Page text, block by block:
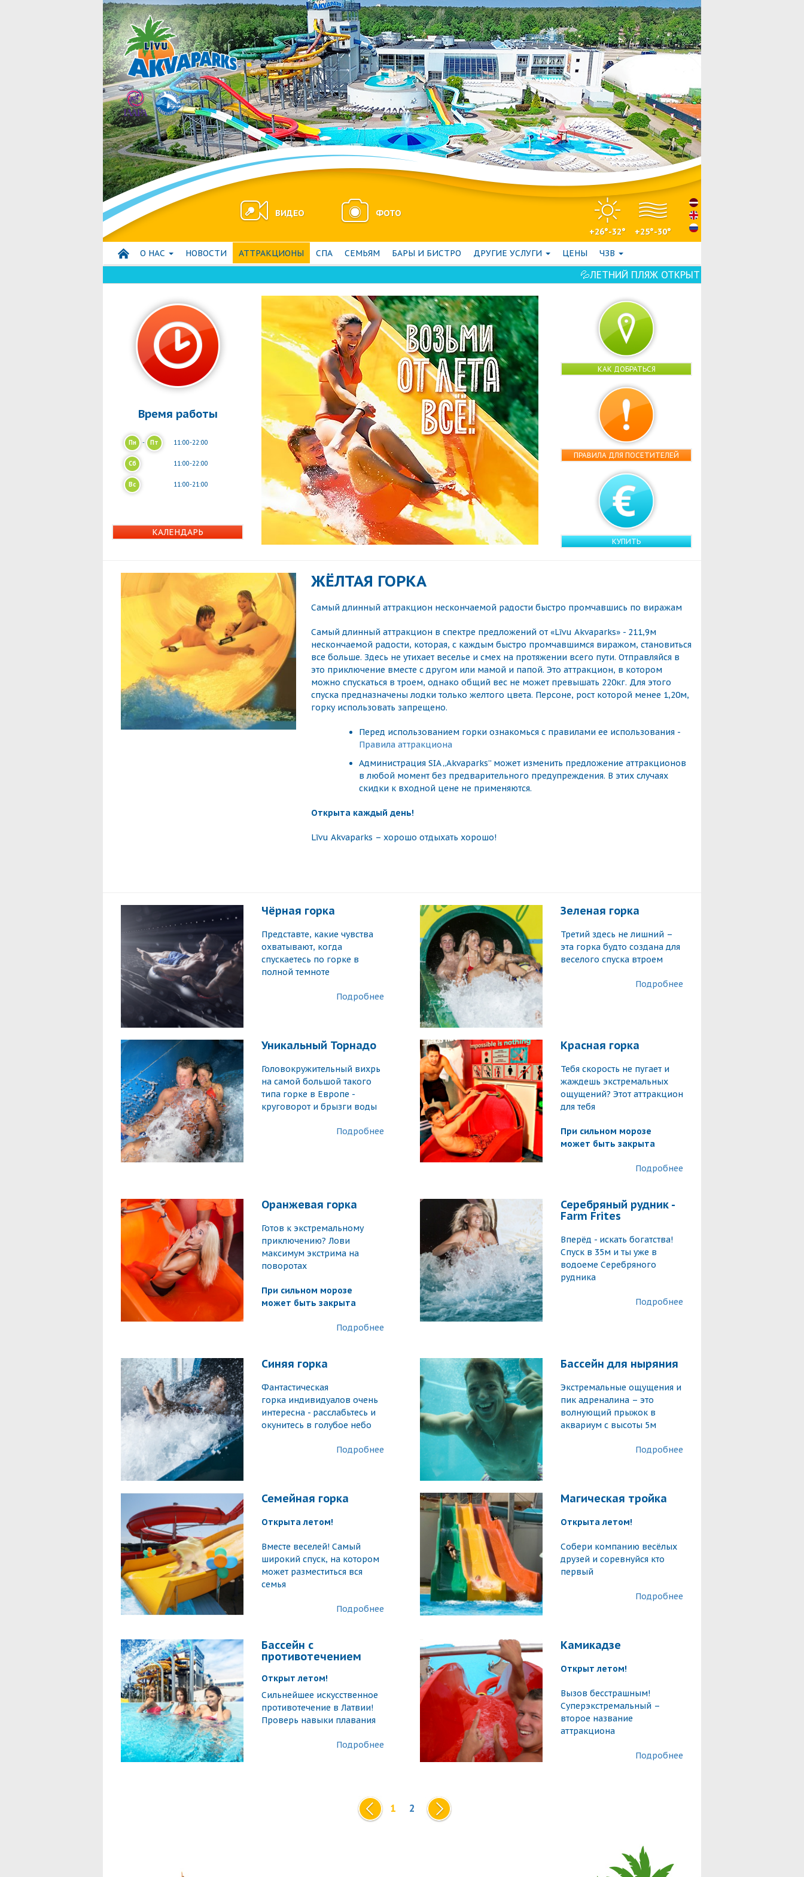
ВИДЕО
ФОТО
+26°-32°
+25°-30°
О НАС
HОВОСТИ АТТРАКЦИОНЫ СПА СЕМЬЯМ БАРЫ И БИСТРО ДРУГИЕ УСЛУГИ ЦЕНЫ ЧЗВ
💦ЛЕТНИЙ ПЛЯЖ ОТКРЫТ! ☀️🏖️ – ЕЩЕ БОЛЬШЕ ВОДНЫХ РАЗВЛЕЧЕНИЙ,
Время работы
Пн - Пт 11:00-22:00
Сб 11:00-22:00
Вс 11:00-21:00
КАЛЕНДАРЬ
КАК ДОБРАТЬСЯ
ПРАВИЛА ДЛЯ ПОСЕТИТЕЛЕЙ
КУПИТЬ
ЖЁЛТАЯ ГОРКА
Самый длинный аттракцион нескончаемой радости быстро промчавшись по виражам
Самый длинный аттракцион в спектре предложений от «Līvu Akvaparks» - 211,9м
нескончаемой радости, которая, с каждым быстро промчавшимся виражом, становиться
все больше. Здесь не утихает веселье и смех на протяжении всего пути. Отправляйся в
это приключение вместе с другом или мамой и папой. Это аттракцион, в котором
можно спускаться в троем, однако общий вес не может превышать 220кг. Для этого
спуска предназначены лодки только желтого цвета. Персоне, рост которой менее 1,20м,
горку использовать запрещено.
Перед использованием горки ознакомься с правилами ее использования -
Правила аттракциона
Администрация SIA „Akvaparks” может изменить предложение аттракционов
в любой момент без предварительного предупреждения. В этих случаях
скидки к входной цене не применяются.
Открыта каждый день!
Līvu Akvaparks – хорошо отдыхать хорошо!
Чёрная горка
Представте, какие чувства
охватывают, когда
спускаетесь по горке в
полной темноте
Подробнее
Зеленая горка
Третий здесь не лишний –
эта горка будто создана для
веселого спуска втроем
Подробнее
Уникальный Торнадо
Головокружительный вихрь
на самой большой такого
типа горке в Европе -
круговорот и брызги воды
Подробнее
Красная горка
Тебя скорость не пугает и
жаждешь экстремальных
ощущений? Этот аттракцион
для тебя
При сильном морозе
может быть закрыта
Подробнее
Оранжевая горка
Готов к экстремальному
приключению? Лови
максимум экстрима на
поворотах
При сильном морозе
может быть закрыта
Подробнее
Серебряный рудник -
Farm Frites
Вперёд - искать богатства!
Спуск в 35м и ты уже в
водоеме Серебряного
рудника
Подробнее
Синяя горка
Фантастическая
горка индивидуалов очень
интересна - расслабьтесь и
окунитесь в голубое небо
Подробнее
Бассейн для ныряния
Экстремальные ощущения и
пик адреналина – это
волнующий прыжок в
аквариум с высоты 5м
Подробнее
Семейная горка
Открыта летом!
Вместе веселей! Самый
широкий спуск, на котором
может разместиться вся
семья
Подробнее
Магическая тройка
Открытa летом!
Собери компанию весёлых
друзей и соревнуйся кто
первый
Подробнее
Бассейн с
противотечением
Открыт летом!
Сильнейшее искусственное
противотечение в Латвии!
Проверь навыки плавания
Подробнее
Камикадзе
Открыт летом!
Вызов бесстрашным!
Суперэкстремальный –
второе название
аттракциона
Подробнее
1 2